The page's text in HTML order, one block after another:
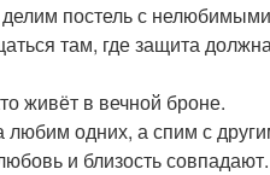
постель с
там, где защита
живёт в вечной броне.
одних, а спим с
и близость